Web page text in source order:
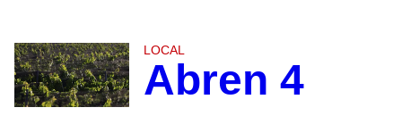
LOCAL
Abren 4